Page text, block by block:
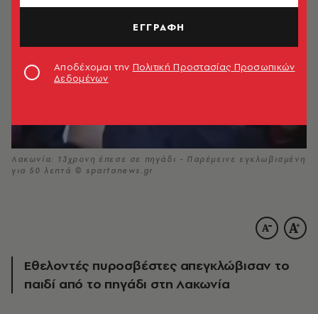
Λακωνία: 13χρονη έπεσε σε πηγάδι - Παρέμεινε εγκλωβισμένη
για 50 λεπτά © spartanews.gr
Εθελοντές πυροσβέστες απεγκλώβισαν το
παιδί από το πηγάδι στη Λακωνία
ΕΓΓΡΑΦΗ
Αποδέχομαι την Πολιτική Προστασίας Προσωπικών
Δεδομένων